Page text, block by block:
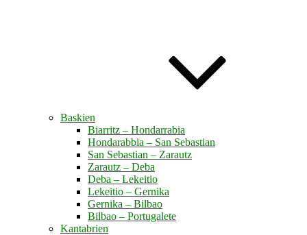
Baskien
Biarritz – Hondarrabia
Hondarabbia – San Sebastian
San Sebastian – Zarautz
Zarautz – Deba
Deba – Lekeitio
Lekeitio – Gernika
Gernika – Bilbao
Bilbao – Portugalete
Kantabrien